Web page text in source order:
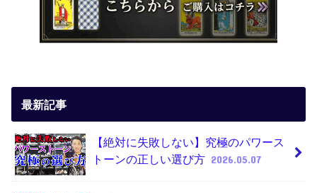
最新記事
【絶対に失敗しない】究極のパワース
トーンの正しい選び方 2026.05.07